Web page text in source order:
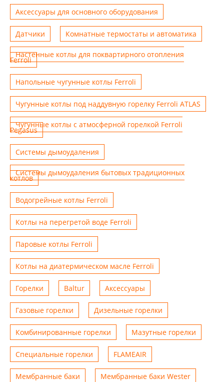
Аксессуары для основного оборудования
Датчики Комнатные термостаты и автоматика
Настенные котлы для поквартирного отопления
Ferroli
Напольные чугунные котлы Ferroli
Чугунные котлы под наддувную горелку Ferroli ATLAS
Чугунные котлы с атмосферной горелкой Ferroli
Pegasus
Системы дымоудаления
Системы дымоудаления бытовых традиционных
котлов
Водогрейные котлы Ferroli
Котлы на перегретой воде Ferroli
Паровые котлы Ferroli
Котлы на диатермическом масле Ferroli
Горелки Baltur Аксессуары
Газовые горелки Дизельные горелки
Комбинированные горелки Мазутные горелки
Специальные горелки FLAMEAIR
Мембранные баки Мембранные баки Wester